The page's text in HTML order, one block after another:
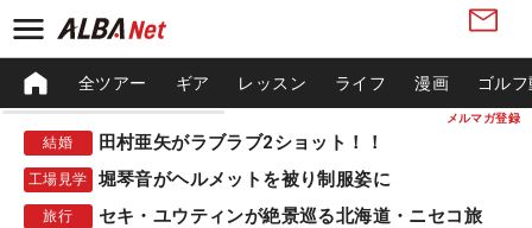
メルマガ登録
全ツアー ギア レッスン ライフ 漫画 ゴル
結婚 田村亜矢がラブラブ2ショット！！
工場見学 堀琴音がヘルメットを被り制服姿に
旅行 セキ・ユウティンが絶景巡る北海道・ニセコ旅